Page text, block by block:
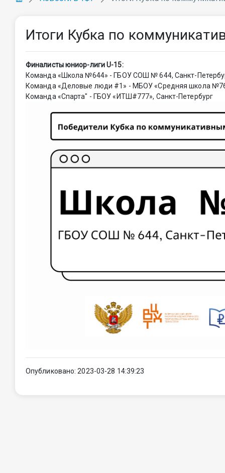
Итоги Кубка по
Финалисты юниор-лиги U-15:
Команда «Школа №644» - ГБОУ СОШ № 644, Санкт-
Команда «Деловые люди #1» - МБОУ «Средняя школа
Команда «Спарта" - ГБОУ «ИТШ#777», Санкт-Петербург
Опубликовано: 2023-03-28 14:39:23